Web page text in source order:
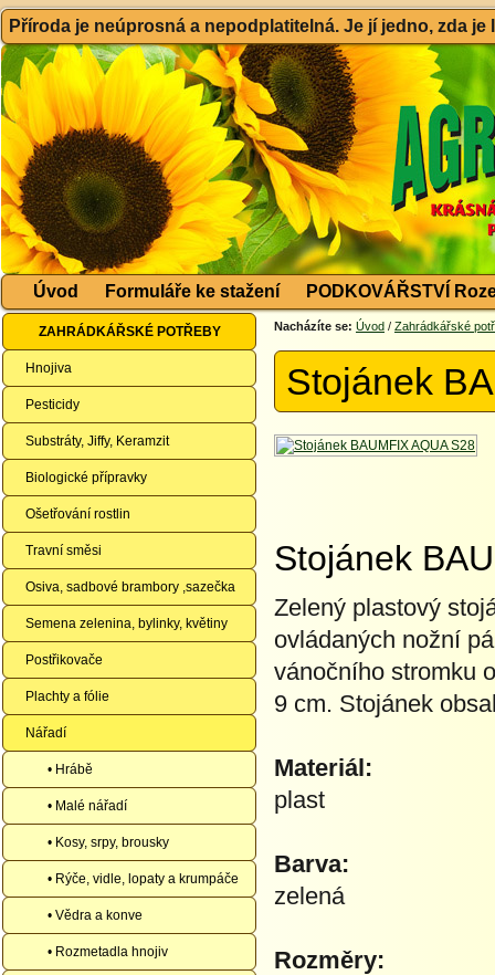
Příroda je neúprosná a nepodplatitelná. Je jí jedno, zda
Úvod Formuláře ke stažení PODKOVÁŘSTVÍ
ZAHRÁDKÁŘSKÉ POTŘEBY
Hnojiva
Pesticidy
Substráty, Jiffy, Keramzit
Biologické přípravky
Ošetřování rostlin
Travní směsi
Osiva, sadbové brambory ,sazečka
Semena zelenina, bylinky, květiny
Postřikovače
Plachty a fólie
Nářadí
• Hrábě
• Malé nářadí
• Kosy, srpy, brousky
• Rýče, vidle, lopaty a krumpáče
• Vědra a konve
• Rozmetadla hnojiv
Nacházíte se: Úvod / Zahrádkářské
Stojánek
Stojánek
Zelený plastový
ovládaných nožní
vánočního stromku
9 cm. Stojánek
Materiál:
plast
Barva:
zelená
Rozměry: